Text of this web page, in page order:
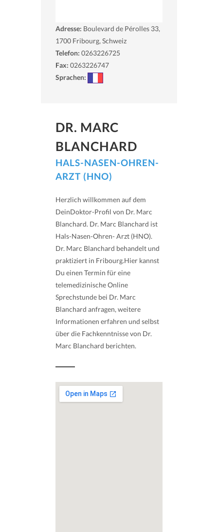
Adresse: Boulevard de Pérolles 33,
1700 Fribourg, Schweiz
Telefon: 0263226725
Fax: 0263226747
Sprachen:
DR. MARC
BLANCHARD
HALS-NASEN-OHREN-
ARZT (HNO)
Herzlich willkommen auf dem
DeinDoktor-Profil von Dr. Marc
Blanchard. Dr. Marc Blanchard ist
Hals-Nasen-Ohren- Arzt (HNO).
Dr. Marc Blanchard behandelt und
praktiziert in Fribourg.Hier kannst
Du einen Termin für eine
telemedizinische Online
Sprechstunde bei Dr. Marc
Blanchard anfragen, weitere
Informationen erfahren und selbst
über die Fachkenntnisse von Dr.
Marc Blanchard berichten.